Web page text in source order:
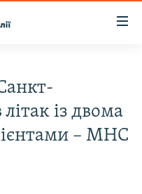
із двома
– МНС